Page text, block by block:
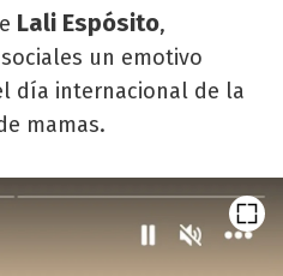
Lali Espósito,
un emotivo
día internacional de la
mamas.